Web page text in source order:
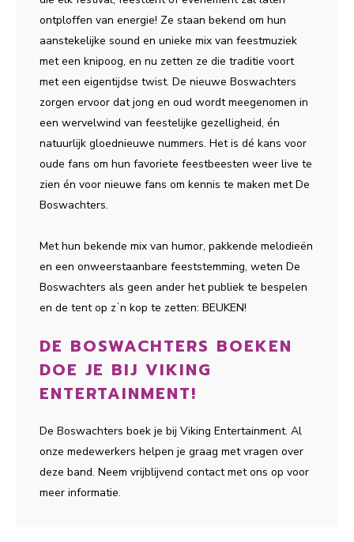
ontploffen van energie! Ze staan bekend om hun
aanstekelijke sound en unieke mix van feestmuziek
met een knipoog, en nu zetten ze die traditie voort
met een eigentijdse twist. De nieuwe Boswachters
zorgen ervoor dat jong en oud wordt meegenomen in
een wervelwind van feestelijke gezelligheid, én
natuurlijk gloednieuwe nummers. Het is dé kans voor
oude fans om hun favoriete feestbeesten weer live te
zien én voor nieuwe fans om kennis te maken met De
Boswachters.
Met hun bekende mix van humor, pakkende melodieën
en een onweerstaanbare feeststemming, weten De
Boswachters als geen ander het publiek te bespelen
en de tent op zʼn kop te zetten: BEUKEN!
DE BOSWACHTERS BOEKEN
DOE JE BIJ VIKING
ENTERTAINMENT!
De Boswachters boek je bij Viking Entertainment. Al
onze medewerkers helpen je graag met vragen over
deze band. Neem vrijblijvend contact met ons op voor
meer informatie.